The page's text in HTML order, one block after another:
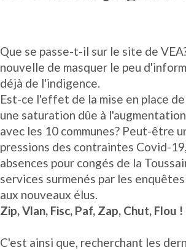
Que se passe-t-il sur le site de
nouvelle de masquer le peu
déjà de l'indigence.
Est-ce l'effet de la mise en place
une saturation dûe à
avec les 10 communes? Peut-être
pressions des contraintes Covid-
absences pour congés de la
services surmenés par les
aux nouveaux élus.
Zip, Vlan, Fisc, Paf, Zap, Chut, Flou !
C'est ainsi que, recherchant les